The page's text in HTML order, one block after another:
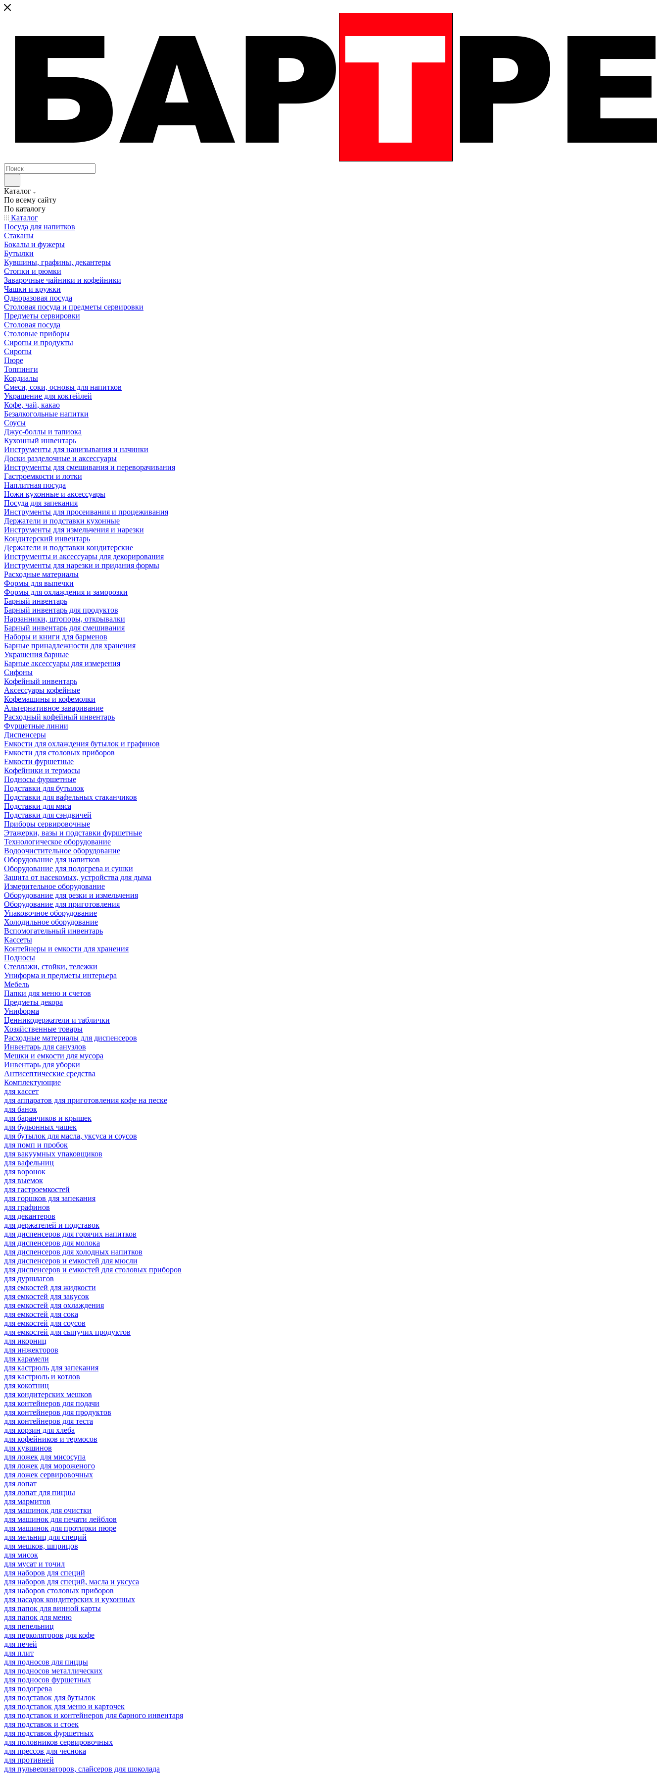
Каталог
По всему сайту
По каталогу
Каталог
Посуда для напитков
Стаканы
Бокалы и фужеры
Бутылки
Кувшины, графины, декантеры
Стопки и рюмки
Заварочные чайники и кофейники
Чашки и кружки
Одноразовая посуда
Столовая посуда и предметы сервировки
Предметы сервировки
Столовая посуда
Столовые приборы
Сиропы и продукты
Сиропы
Пюре
Топпинги
Кордиалы
Смеси, соки, основы для напитков
Украшение для коктейлей
Кофе, чай, какао
Безалкогольные напитки
Соусы
Джус-боллы и тапиока
Кухонный инвентарь
Инструменты для нанизывания и начинки
Доски разделочные и аксессуары
Инструменты для смешивания и переворачивания
Гастроемкости и лотки
Наплитная посуда
Ножи кухонные и аксессуары
Посуда для запекания
Инструменты для просеивания и процеживания
Держатели и подставки кухонные
Инструменты для измельчения и нарезки
Кондитерский инвентарь
Держатели и подставки кондитерские
Инструменты и аксессуары для декорирования
Инструменты для нарезки и придания формы
Расходные материалы
Формы для выпечки
Формы для охлаждения и заморозки
Барный инвентарь
Барный инвентарь для продуктов
Нарзанники, штопоры, открывалки
Барный инвентарь для смешивания
Наборы и книги для барменов
Барные принадлежности для хранения
Украшения барные
Барные аксессуары для измерения
Сифоны
Кофейный инвентарь
Аксессуары кофейные
Кофемашины и кофемолки
Альтернативное заваривание
Расходный кофейный инвентарь
Фуршетные линии
Диспенсеры
Емкости для охлаждения бутылок и графинов
Емкости для столовых приборов
Емкости фуршетные
Кофейники и термосы
Подносы фуршетные
Подставки для бутылок
Подставки для вафельных стаканчиков
Подставки для мяса
Подставки для сэндвичей
Приборы сервировочные
Этажерки, вазы и подставки фуршетные
Технологическое оборудование
Водоочистительное оборудование
Оборудование для напитков
Оборудование для подогрева и сушки
Защита от насекомых, устройства для дыма
Измерительное оборудование
Оборудование для резки и измельчения
Оборудование для приготовления
Упаковочное оборудование
Холодильное оборудование
Вспомогательный инвентарь
Кассеты
Контейнеры и емкости для хранения
Подносы
Стеллажи, стойки, тележки
Униформа и предметы интерьера
Мебель
Папки для меню и счетов
Предметы декора
Униформа
Ценникодержатели и таблички
Хозяйственные товары
Расходные материалы для диспенсеров
Инвентарь для санузлов
Мешки и емкости для мусора
Инвентарь для уборки
Антисептические средства
Комплектующие
для кассет
для аппаратов для приготовления кофе на песке
для банок
для баранчиков и крышек
для бульонных чашек
для бутылок для масла, уксуса и соусов
для помп и пробок
для вакуумных упаковщиков
для вафельниц
для воронок
для выемок
для гастроемкостей
для горшков для запекания
для графинов
для декантеров
для держателей и подставок
для диспенсеров для горячих напитков
для диспенсеров для молока
для диспенсеров для холодных напитков
для диспенсеров и емкостей для мюсли
для диспенсеров и емкостей для столовых приборов
для дуршлагов
для емкостей для жидкости
для емкостей для закусок
для емкостей для охлаждения
для емкостей для сока
для емкостей для соусов
для емкостей для сыпучих продуктов
для икорниц
для инжекторов
для карамели
для кастрюль для запекания
для кастрюль и котлов
для кокотниц
для кондитерских мешков
для контейнеров для подачи
для контейнеров для продуктов
для контейнеров для теста
для корзин для хлеба
для кофейников и термосов
для кувшинов
для ложек для мисосупа
для ложек для мороженого
для ложек сервировочных
для лопат
для лопат для пиццы
для мармитов
для машинок для очистки
для машинок для печати лейблов
для машинок для протирки пюре
для мельниц для специй
для мешков, шприцов
для мисок
для мусат и точил
для наборов для специй
для наборов для специй, масла и уксуса
для наборов столовых приборов
для насадок кондитерских и кухонных
для папок для винной карты
для папок для меню
для пепельниц
для перколяторов для кофе
для печей
для плит
для подносов для пиццы
для подносов металлических
для подносов фуршетных
для подогрева
для подставок для бутылок
для подставок для меню и карточек
для подставок и контейнеров для барного инвентаря
для подставок и стоек
для подставок фуршетных
для половников сервировочных
для прессов для чеснока
для противней
для пульверизаторов, слайсеров для шоколада